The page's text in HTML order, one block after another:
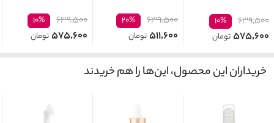
۶۳۹,۵۰۰ ۱۰%
۵۷۵,۶۰۰تومان
۶۳۹,۵۰۰ ۲۰%
۵۱۱,۶۰۰تومان
۶۳۹,۵۰۰ ۱۰%
۵۷۵,۶۰۰تومان
خریداران این محصول، این‌ها را هم خریدند